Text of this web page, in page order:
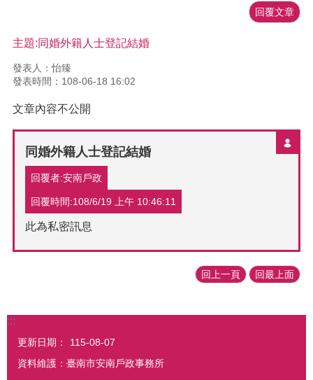
回覆文章
主題:同婚外籍人士登記結婚
發表人：怡臻
發表時間：108-06-18 16:02
文章內容不公開
同婚外籍人士登記結婚
回覆者:安南戶政
回覆時間:108/6/19 上午 10:46:11
此為私密訊息
回上一頁 回最上面
:::
更新日期：
115-08-07
資料維護：臺南市安南戶政事務所